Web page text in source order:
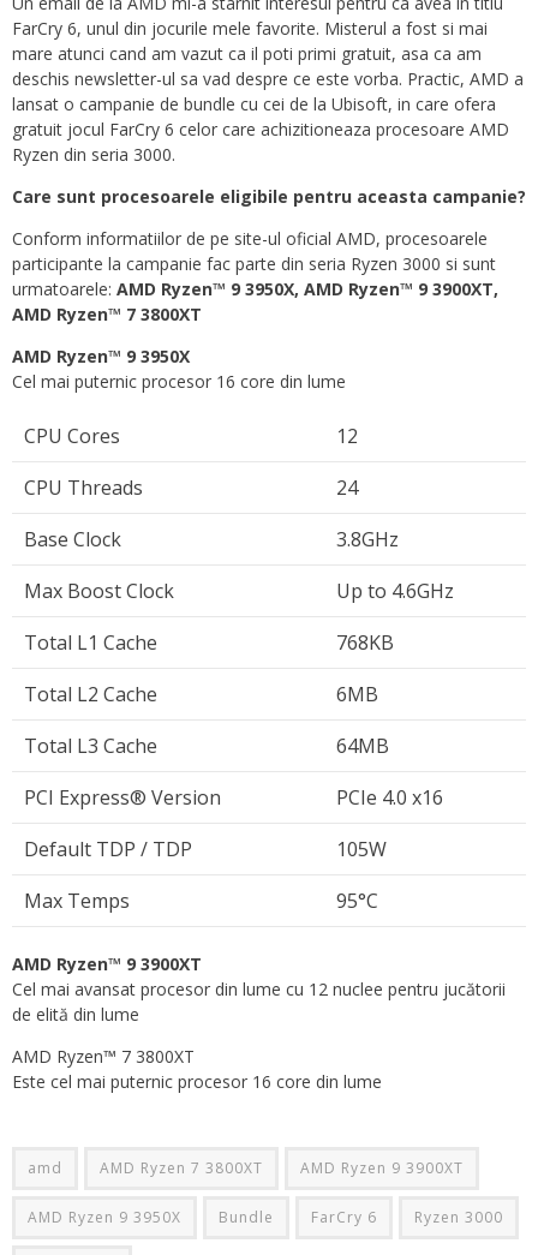
FarCry 6, unul din jocurile mele favorite. Misterul a fost si mai
mare atunci cand am vazut ca il poti primi gratuit, asa ca am
deschis newsletter-ul sa vad despre ce este vorba. Practic, AMD a
lansat o campanie de bundle cu cei de la Ubisoft, in care ofera
gratuit jocul FarCry 6 celor care achizitioneaza procesoare AMD
Ryzen din seria 3000.
Care sunt procesoarele eligibile pentru aceasta campanie?
Conform informatiilor de pe site-ul oficial AMD, procesoarele
participante la campanie fac parte din seria Ryzen 3000 si sunt
urmatoarele: AMD Ryzen™ 9 3950X, AMD Ryzen™ 9 3900XT,
AMD Ryzen™ 7 3800XT
AMD Ryzen™ 9 3950X
Cel mai puternic procesor 16 core din lume
CPU Cores
12
CPU Threads
24
Base Clock
3.8GHz
Max Boost Clock
Up to 4.6GHz
Total L1 Cache
768KB
Total L2 Cache
6MB
Total L3 Cache
64MB
PCI Express® Version
PCIe 4.0 x16
Default TDP / TDP
105W
Max Temps
95°C
AMD Ryzen™ 9 3900XT
Cel mai avansat procesor din lume cu 12 nuclee pentru jucătorii
de elită din lume
AMD Ryzen™ 7 3800XT
Este cel mai puternic procesor 16 core din lume
amd AMD Ryzen 7 3800XT AMD Ryzen 9 3900XT
AMD Ryzen 9 3950X Bundle FarCry 6 Ryzen 3000